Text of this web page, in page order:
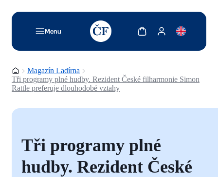
Menu
TODO: Add description for reader
Zobrazit košíkZobrazit můj účet
Domovská stránka
Magazín Ladírna
Tři programy plné hudby. Rezident České filharmonie Simon
Rattle preferuje dlouhodobé vztahy
Tři programy plné
hudby. Rezident České